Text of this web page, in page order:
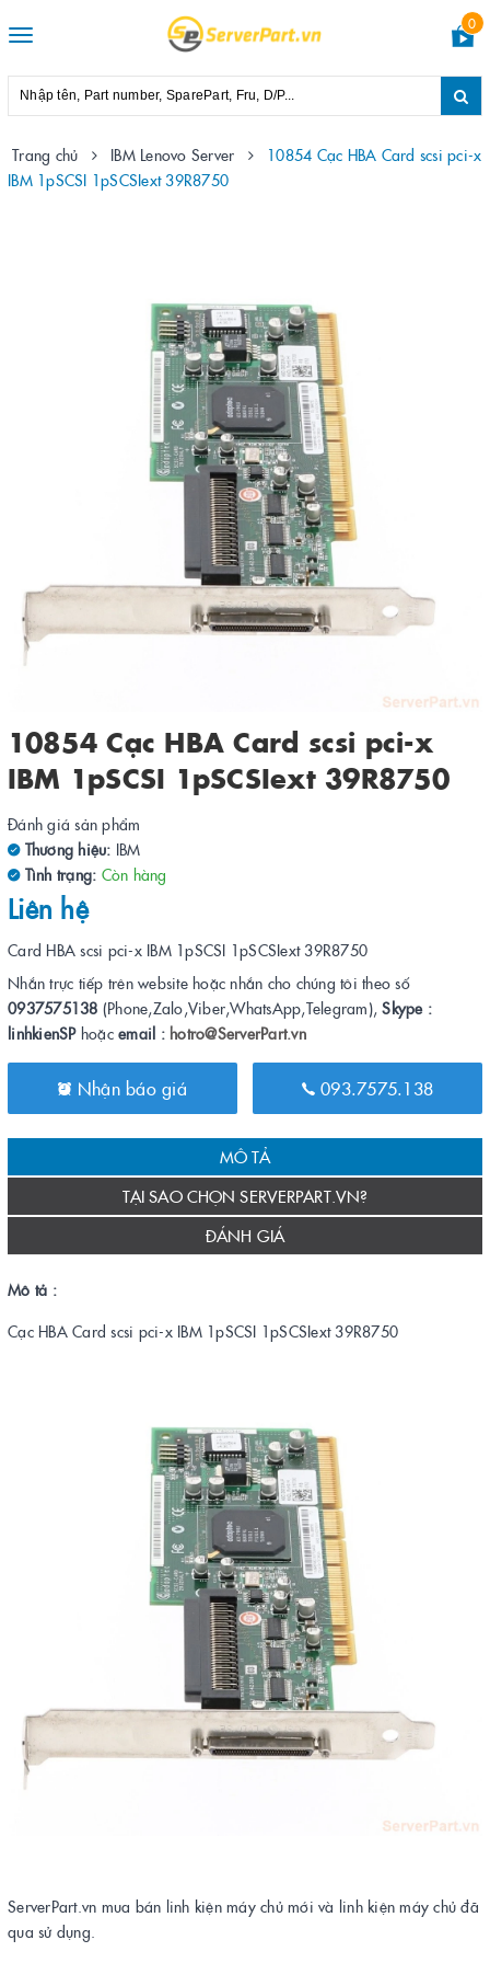
Toggle
0
Trang chủ IBM Lenovo Server
10854 Cạc HBA Card scsi pci-x
IBM 1pSCSI 1pSCSIext 39R8750
10854 Cạc HBA Card scsi pci-x
IBM 1pSCSI 1pSCSIext 39R8750
Đánh giá sản phẩm
Thương hiệu: IBM
Tình trạng: Còn hàng
Liên hệ
Card HBA scsi pci-x IBM 1pSCSI 1pSCSIext 39R8750
Nhắn trực tiếp trên website hoặc nhắn cho chúng tôi theo số
0937575138 (Phone,Zalo,Viber,WhatsApp,Telegram),Skype :
linhkienSPhoặc email : hotro@ServerPart.vn
Nhận báo giá 093.7575.138
MÔ TẢ
TẠI SAO CHỌN SERVERPART.VN?
ĐÁNH GIÁ
Mô tả :
Cạc HBA Card scsi pci-x IBM 1pSCSI 1pSCSIext 39R8750
ServerPart.vn mua bán linh kiện máy chủ mới và linh kiện máy chủ đã
qua sử dụng.